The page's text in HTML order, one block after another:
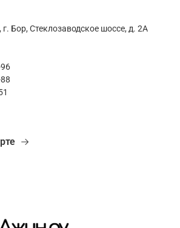
Бор, Стеклозаводское шоссе, д. 2А